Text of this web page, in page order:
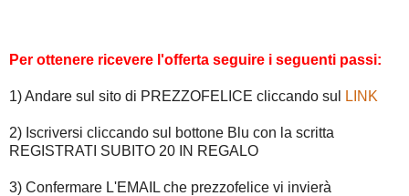
Per ottenere ricevere l'offerta seguire i seguenti passi:
1) Andare sul sito di PREZZOFELICE cliccando sul LINK
2) Iscriversi cliccando sul bottone Blu con la scritta
REGISTRATI SUBITO 20 IN REGALO
3) Confermare L'EMAIL che prezzofelice vi invierà